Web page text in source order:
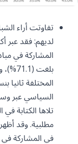
تفاوتت أراء
لديهم: فقد عبر
المشاركة في
بلغت
تلاها الكتابة
مطلبية. وقد
في المشاركة في